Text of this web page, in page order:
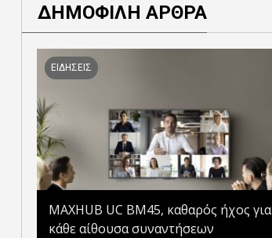
ΔΗΜΟΦΙΛΗ ΑΡΘΡΑ
ΕΙΔΗΣΕΙΣ
MAXHUB UC BM45, καθαρός ήχος για
κάθε αίθουσα συναντήσεων